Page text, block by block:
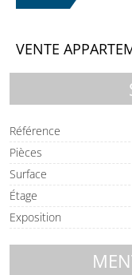
VENTE
Référence
Pièces
Surface
Étage
Exposition